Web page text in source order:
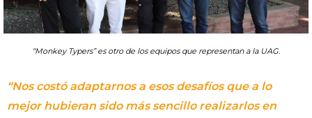
“Monkey Typers” es otro de los equipos que representan a la UAG.
“Nos costó adaptarnos a esos desafíos que a lo
mejor hubieran sido más sencillo realizarlos en